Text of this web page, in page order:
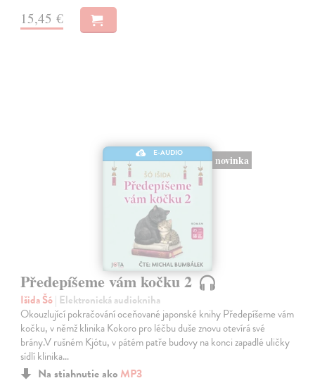
15,45 €
E-AUDIO
novinka
Předepíšeme vám kočku 2
Išida Šó| Elektronická audiokniha
Okouzlující pokračování oceňované japonské knihy Předepíšeme vám
kočku, v němž klinika Kokoro pro léčbu duše znovu otevírá své
brány.V rušném Kjótu, v pátém patře budovy na konci zapadlé uličky
sídlí klinika…
Na stiahnutie ako MP3